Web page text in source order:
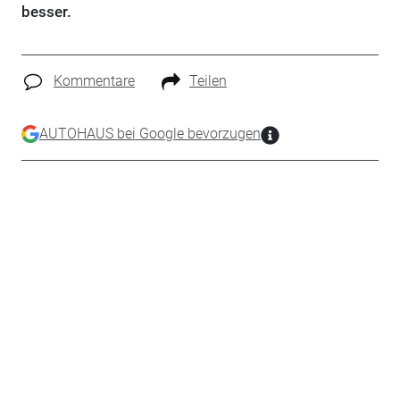
besser.
Kommentare Teilen
AUTOHAUS bei Google bevorzugen